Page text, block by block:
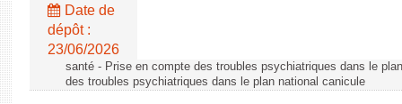
Date de
dépôt :
23/06/2026
santé - Prise en compte des troubles psychiatriques dans le
des troubles psychiatriques dans le plan national canicule